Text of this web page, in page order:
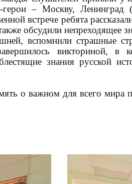
– Москву, Ленинград
встрече ребята
обсудили непреходящее
вспомнили страшные
викториной, в
знания русской
о важном для всего мира